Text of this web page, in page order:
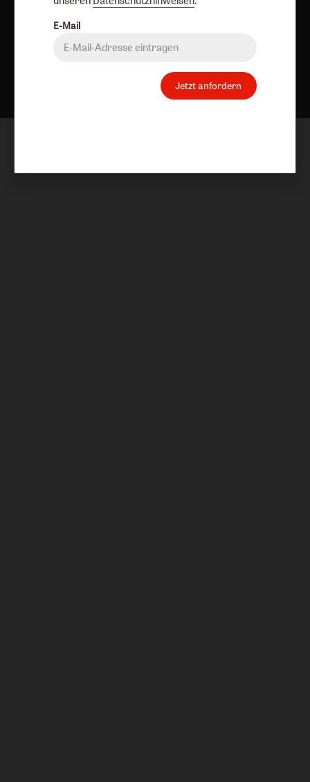
E-Mail
Jetzt anfordern